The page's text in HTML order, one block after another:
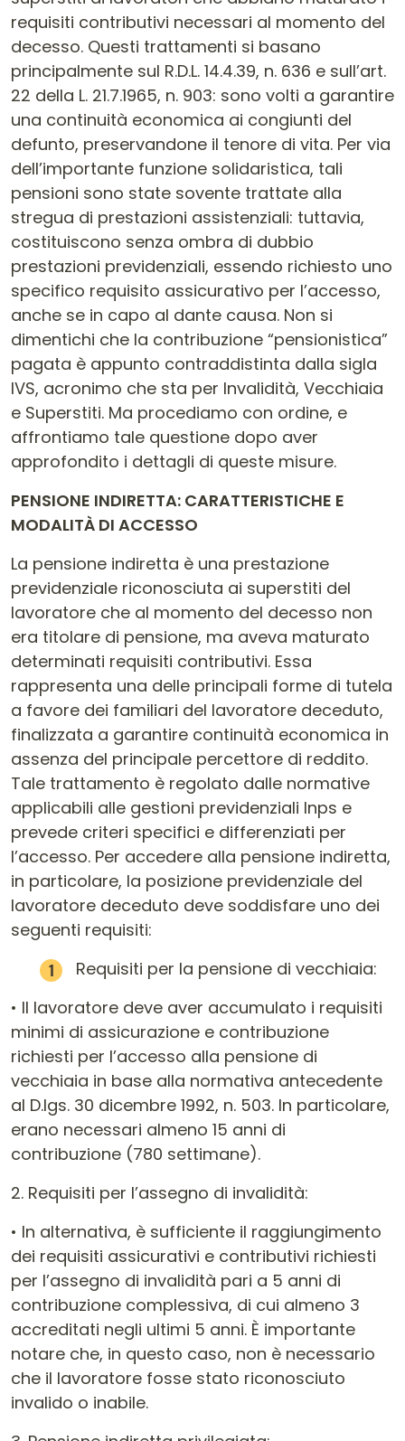
requisiti contributivi necessari al momento del
decesso. Questi trattamenti si basano
principalmente sul R.D.L. 14.4.39, n. 636 e sull’art.
22 della L. 21.7.1965, n. 903: sono volti a garantire
una continuità economica ai congiunti del
defunto, preservandone il tenore di vita. Per via
dell’importante funzione solidaristica, tali
pensioni sono state sovente trattate alla
stregua di prestazioni assistenziali: tuttavia,
costituiscono senza ombra di dubbio
prestazioni previdenziali, essendo richiesto uno
specifico requisito assicurativo per l’accesso,
anche se in capo al dante causa. Non si
dimentichi che la contribuzione “pensionistica”
pagata è appunto contraddistinta dalla sigla
IVS, acronimo che sta per Invalidità, Vecchiaia
e Superstiti. Ma procediamo con ordine, e
affrontiamo tale questione dopo aver
approfondito i dettagli di queste misure.
PENSIONE INDIRETTA: CARATTERISTICHE E
MODALITÀ DI ACCESSO
La pensione indiretta è una prestazione
previdenziale riconosciuta ai superstiti del
lavoratore che al momento del decesso non
era titolare di pensione, ma aveva maturato
determinati requisiti contributivi. Essa
rappresenta una delle principali forme di tutela
a favore dei familiari del lavoratore deceduto,
finalizzata a garantire continuità economica in
assenza del principale percettore di reddito.
Tale trattamento è regolato dalle normative
applicabili alle gestioni previdenziali Inps e
prevede criteri specifici e differenziati per
l’accesso. Per accedere alla pensione indiretta,
in particolare, la posizione previdenziale del
lavoratore deceduto deve soddisfare uno dei
seguenti requisiti:
Requisiti per la pensione di vecchiaia:
• Il lavoratore deve aver accumulato i requisiti
minimi di assicurazione e contribuzione
richiesti per l’accesso alla pensione di
vecchiaia in base alla normativa antecedente
al D.lgs. 30 dicembre 1992, n. 503. In particolare,
erano necessari almeno 15 anni di
contribuzione (780 settimane).
2. Requisiti per l’assegno di invalidità:
• In alternativa, è sufficiente il raggiungimento
dei requisiti assicurativi e contributivi richiesti
per l’assegno di invalidità pari a 5 anni di
contribuzione complessiva, di cui almeno 3
accreditati negli ultimi 5 anni. È importante
notare che, in questo caso, non è necessario
che il lavoratore fosse stato riconosciuto
invalido o inabile.